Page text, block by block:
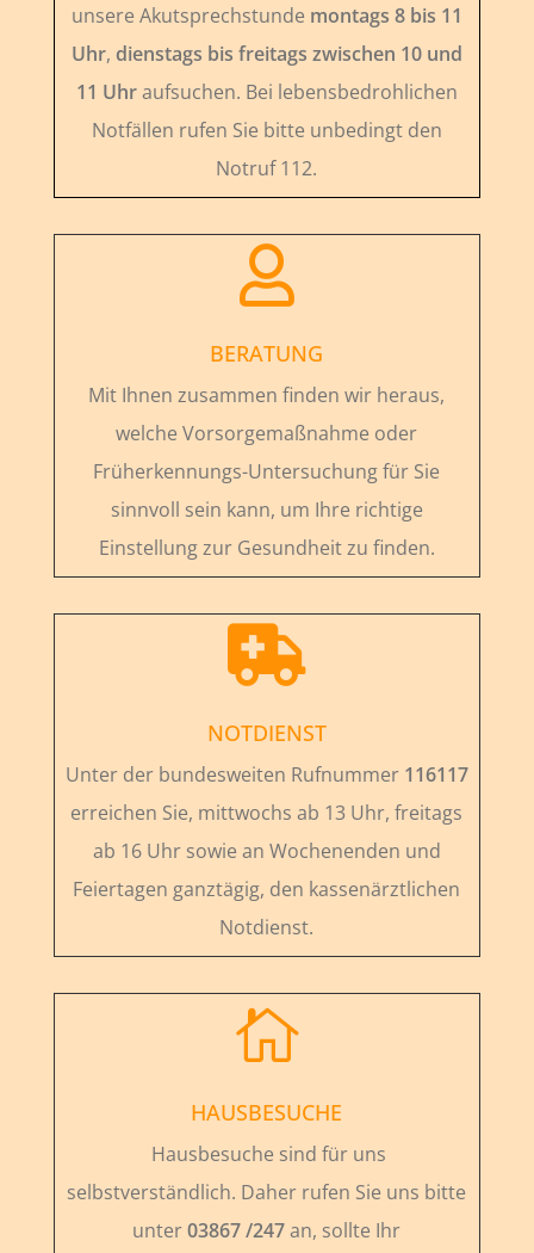
unsere Akutsprechstunde montags 8 bis 11
Uhr, dienstags bis freitags zwischen 10 und
11 Uhraufsuchen. Bei lebensbedrohlichen
Notfällen rufen Sie bitte unbedingt den
Notruf 112.

BERATUNG
Mit Ihnen zusammen finden wir heraus,
welche Vorsorgemaßnahme oder
Früherkennungs-Untersuchung für Sie
sinnvoll sein kann, um Ihre richtige
Einstellung zur Gesundheit zu finden.

NOTDIENST
Unter der bundesweiten Rufnummer 116117
erreichen Sie, mittwochs ab 13 Uhr, freitags
ab 16 Uhr sowie an Wochenenden und
Feiertagen ganztägig, den kassenärztlichen
Notdienst.

HAUSBESUCHE
Hausbesuche sind für uns
selbstverständlich. Daher rufen Sie uns bitte
unter03867 /247an, sollte Ihr